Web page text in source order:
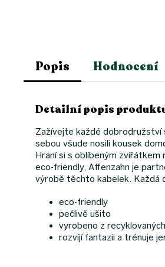
Popis Hodnocení
Detailní popis
Zažívejte každé dobrodružství
sebou všude nosili kousek
Hraní si s oblíbeným
eco-friendly, Affenzahn je
výrobě těchto kabelek. Každá
eco-friendly
pečlivě ušito
vyrobeno z
rozvíjí fantazii a trénuje